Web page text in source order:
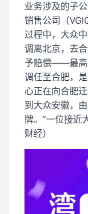
业务涉及的子
销售公司（
过程中，大众
调离北京，去
予赔偿——最高
调任至合肥，
心正在向合肥
到大众安徽，
牌。”一位接近
财经）